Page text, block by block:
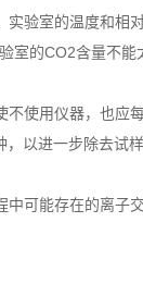
室的温度和相
的CO2含量不
用仪器，也应
以进一步除去试
能存在的离子